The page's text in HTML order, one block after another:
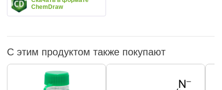
ChemDraw
С этим продуктом также покупают